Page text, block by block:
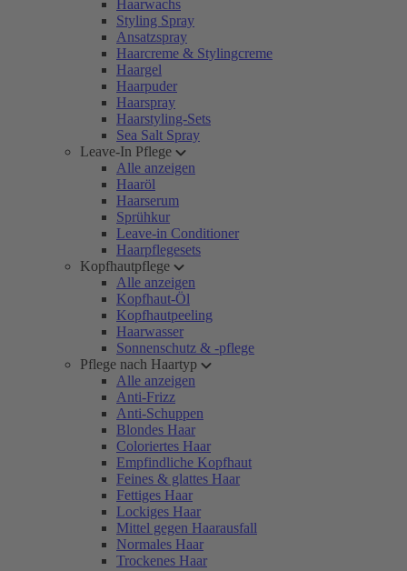
Haarwachs
Styling Spray
Ansatzspray
Haarcreme & Stylingcreme
Haargel
Haarpuder
Haarspray
Haarstyling-Sets
Sea Salt Spray
Leave-In Pflege
Alle anzeigen
Haaröl
Haarserum
Sprühkur
Leave-in Conditioner
Haarpflegesets
Kopfhautpflege
Alle anzeigen
Kopfhaut-Öl
Kopfhautpeeling
Haarwasser
Sonnenschutz & -pflege
Pflege nach Haartyp
Alle anzeigen
Anti-Frizz
Anti-Schuppen
Blondes Haar
Coloriertes Haar
Empfindliche Kopfhaut
Feines & glattes Haar
Fettiges Haar
Lockiges Haar
Mittel gegen Haarausfall
Normales Haar
Trockenes Haar